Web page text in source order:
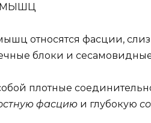
МЫШЦ
относятся фасции,
блоки и сесамовидные
плотные
фасцию и глубокую